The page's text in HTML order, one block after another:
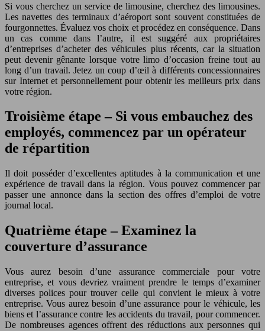
Si vous cherchez un service de limousine, cherchez des limousines.
Les navettes des terminaux d’aéroport sont souvent constituées de
fourgonnettes. Évaluez vos choix et procédez en conséquence. Dans
un cas comme dans l’autre, il est suggéré aux propriétaires
d’entreprises d’acheter des véhicules plus récents, car la situation
peut devenir gênante lorsque votre limo d’occasion freine tout au
long d’un travail. Jetez un coup d’œil à différents concessionnaires
sur Internet et personnellement pour obtenir les meilleurs prix dans
votre région.
Troisième étape – Si vous embauchez des
employés, commencez par un opérateur
de répartition
Il doit posséder d’excellentes aptitudes à la communication et une
expérience de travail dans la région. Vous pouvez commencer par
passer une annonce dans la section des offres d’emploi de votre
journal local.
Quatrième étape – Examinez la
couverture d’assurance
Vous aurez besoin d’une assurance commerciale pour votre
entreprise, et vous devriez vraiment prendre le temps d’examiner
diverses polices pour trouver celle qui convient le mieux à votre
entreprise. Vous aurez besoin d’une assurance pour le véhicule, les
biens et l’assurance contre les accidents du travail, pour commencer.
De nombreuses agences offrent des réductions aux personnes qui